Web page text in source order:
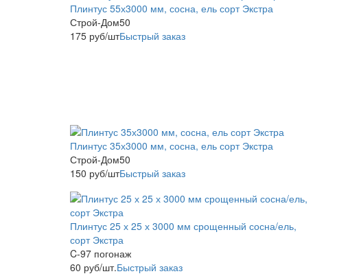
Плинтус 55х3000 мм, сосна, ель сорт Экстра
Строй-Дом50
175 руб/штБыстрый заказ
Плинтус 35х3000 мм, сосна, ель сорт Экстра
Строй-Дом50
150 руб/штБыстрый заказ
Плинтус 25 х 25 х 3000 мм срощенный сосна/ель,
сорт Экстра
C-97 погонаж
60 руб/шт.Быстрый заказ